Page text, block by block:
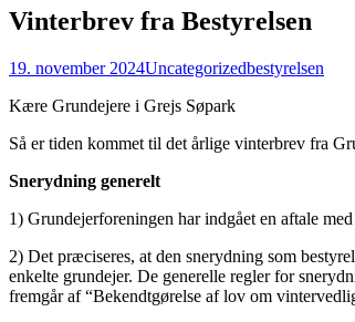
Vinterbrev fra Bestyrelsen
19. november 2024Uncategorizedbestyrelsen
Kære Grundejere i Grejs Søpark
Så er tiden kommet til det årlige vinterbrev fra
Snerydning generelt
1) Grundejerforeningen har indgået en aftale
2) Det præciseres, at den snerydning som
enkelte grundejer. De generelle regler for
fremgår af “Bekendtgørelse af lov om